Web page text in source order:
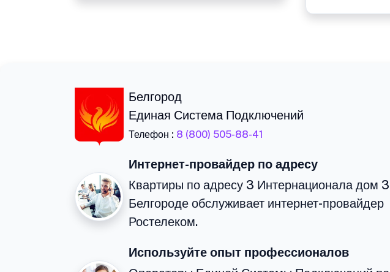
Белгород
Единая Система Подключений
Телефон : 8 (800) 505-88-41
Интернет-провайдер по адресу
Квартиры по адресу 3 Интернационала дом
Белгороде обслуживает интернет-провайдер
Ростелеком.
Используйте опыт профессионалов